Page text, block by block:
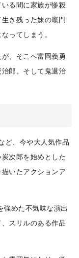
る間に家族が惨殺
き残った妹の竈門
ってしまう。
、そこへ富岡義勇
郎。そして鬼退治
ど、今や大人気作品
次郎を始めとした
いたアクションア
強めた不気味な演出
スリルのある作品